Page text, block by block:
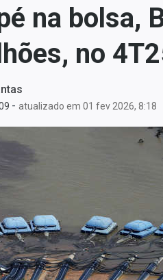
na bolsa,
no
- atualizado em 01 fev 2026, 8:18